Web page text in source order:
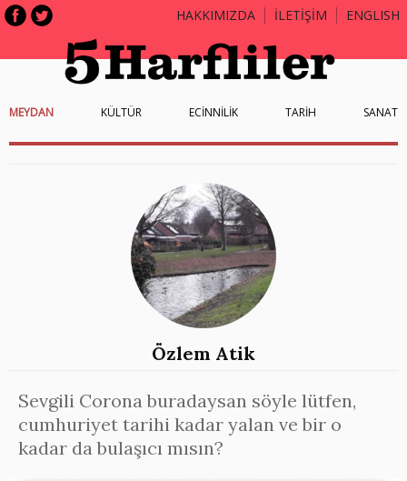
HAKKIMIZDA İLETİŞİM ENGLISH
MEYDAN KÜLTÜR ECİNNİLİK TARİH SANAT
Özlem Atik
Sevgili Corona buradaysan söyle lütfen,
cumhuriyet tarihi kadar yalan ve bir o
kadar da bulaşıcı mısın?